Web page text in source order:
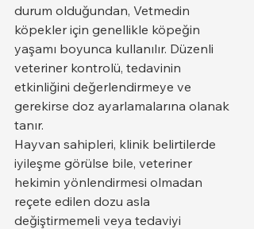
durum olduğundan, Vetmedin
köpekler için genellikle köpeğin
yaşamı boyunca kullanılır. Düzenli
veteriner kontrolü, tedavinin
etkinliğini değerlendirmeye ve
gerekirse doz ayarlamalarına olanak
tanır.
Hayvan sahipleri, klinik belirtilerde
iyileşme görülse bile, veteriner
hekimin yönlendirmesi olmadan
reçete edilen dozu asla
değiştirmemeli veya tedaviyi